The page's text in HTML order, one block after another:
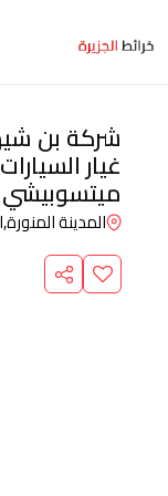
شركة بن
غيار
المدينة المنورة,